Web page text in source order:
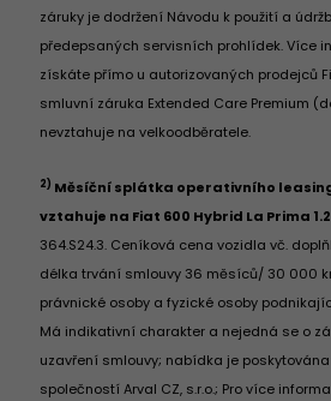
záruky je dodržení Návodu k použití a
předepsaných servisních prohlídek. Více
získáte přímo u autorizovaných prodejců
smluvní záruka Extended Care Premium
nevztahuje na velkoodběratele.
2) Měsíční splátka operativního
vztahuje na Fiat 600 Hybrid La Prima 1.2
364.S24.3. Ceníková cena vozidla vč.
délka trvání smlouvy 36 měsíců/ 30 000
právnické osoby a fyzické osoby
Má indikativní charakter a nejedná se o
uzavření smlouvy; nabídka je
společností Arval CZ, s.r.o.; Pro více